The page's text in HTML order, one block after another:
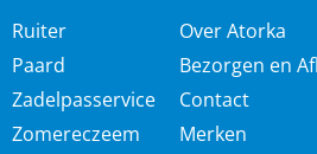
Ruiter
Paard
Zadelpasservice
Zomereczeem
Over Atorka
Bezorgen en
Contact
Merken